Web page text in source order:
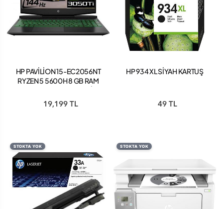
HP PAVİLİON 15-EC2056NT
RYZEN 5 5600H 8 GB RAM
GB FREEDOS GAMİNG
NOTEBOOK
19,199 TL
HP 934 XL SİYAH KARTUŞ
49 TL
STOKTA YOK STOKTA YOK